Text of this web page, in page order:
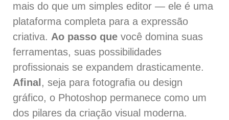
mais do que um simples editor — ele é uma
plataforma completa para a expressão
criativa. Ao passo que você domina suas
ferramentas, suas possibilidades
profissionais se expandem drasticamente.
Afinal , seja para fotografia ou design
gráfico, o Photoshop permanece como um
dos pilares da criação visual moderna.